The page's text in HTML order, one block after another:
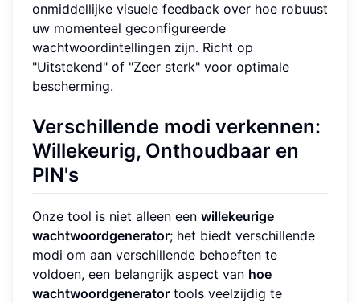
onmiddellijke visuele feedback over hoe robuust
uw momenteel geconfigureerde
wachtwoordintellingen zijn. Richt op
"Uitstekend" of "Zeer sterk" voor optimale
bescherming.
Verschillende modi verkennen:
Willekeurig, Onthoudbaar en
PIN's
Onze tool is niet alleen een willekeurige
wachtwoordgenerator; het biedt verschillende
modi om aan verschillende behoeften te
voldoen, een belangrijk aspect van hoe
wachtwoordgenerator tools veelzijdig te